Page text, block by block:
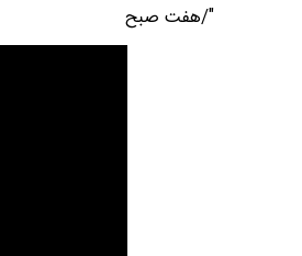
"/هفت صبح